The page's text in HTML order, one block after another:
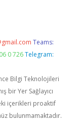
Teams:
0 726 Telegram:
Bilgi Teknolojileri
bir Yer Sağlayıcı
içerikleri proaktif
bulunmamaktadır.